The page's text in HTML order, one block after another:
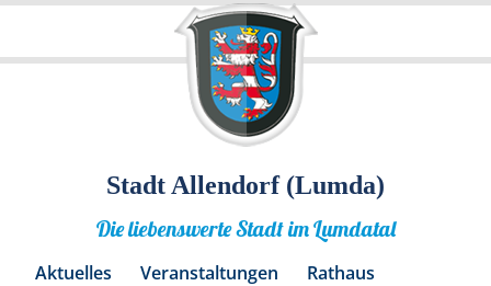
Stadt Allendorf (Lumda)
Die liebenswerte Stadt im Lumdatal
Aktuelles Veranstaltungen
Rathaus